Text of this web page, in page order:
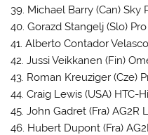
39. Michael Barry (Can) Sky
40. Gorazd Stangelj (Slo)
41. Alberto Contador
42. Jussi Veikkanen (Fin)
43. Roman Kreuziger (Cze)
44. Craig Lewis (USA) HTC-
45. John Gadret (Fra) AG2R
46. Hubert Dupont (Fra)